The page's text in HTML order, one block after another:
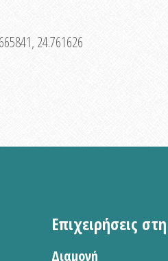
24.761626
Επιχειρήσεις
Διαμονή